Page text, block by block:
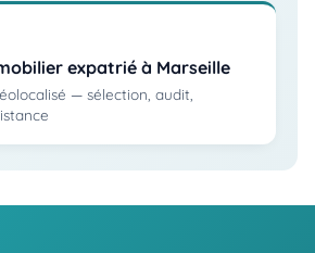
expatrié à Marseille
— sélection, audit,